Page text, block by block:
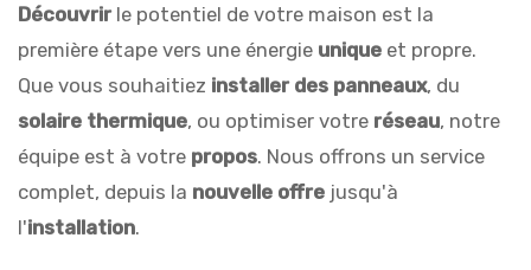
Découvrirle potentiel de votre maison est la
première étape vers une énergie unique et propre.
Que vous souhaitiez installer des panneaux, du
solaire thermique, ou optimiser votre réseau, notre
équipe est à votre propos. Nous offrons un service
complet, depuis la nouvelle offre jusqu'à
l'installation.